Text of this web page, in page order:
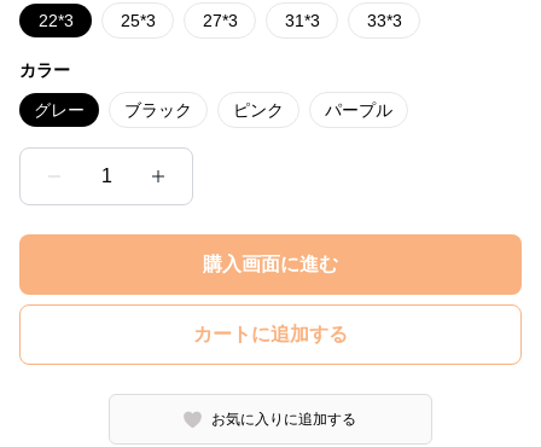
22*3 25*3 27*3 31*3 33*3
カラー
グレー ブラック ピンク パープル
1
購入画面に進む
カートに追加する
お気に入りに追加する